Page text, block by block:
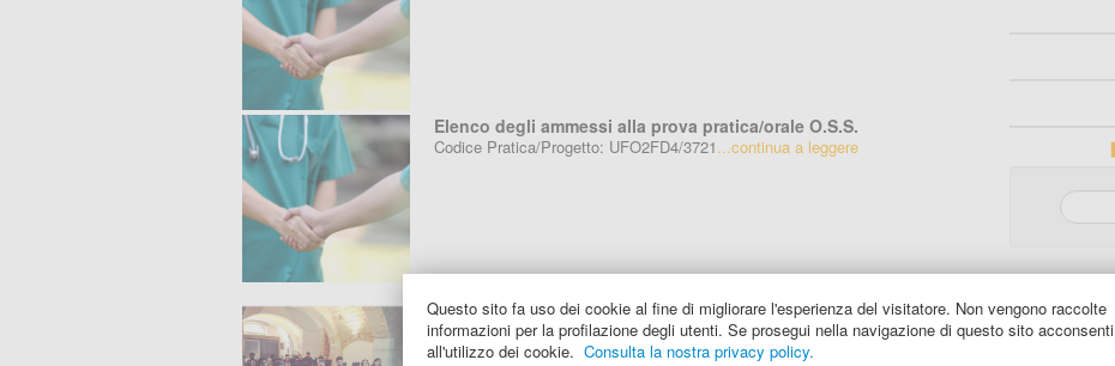
Elenco degli ammessi alla prova pratica/orale O.S.S.
Codice Pratica/Progetto: UFO2FD4/3721...continua a leggere
Comunicazione di incontro per gli ammessi alle BOTTEGHE DI
MESTIERE E DELL' INNOVAZIONE
OFFICINE DEL GUSTO...continua a leggere
Questo sito fa uso dei cookie al fine di migliorare l'esperienza del visitatore. Non vengono raccolte
informazioni per la profilazione degli utenti. Se prosegui nella navigazione di questo sito acconsenti
all'utilizzo dei cookie. Consulta la nostra privacy policy.